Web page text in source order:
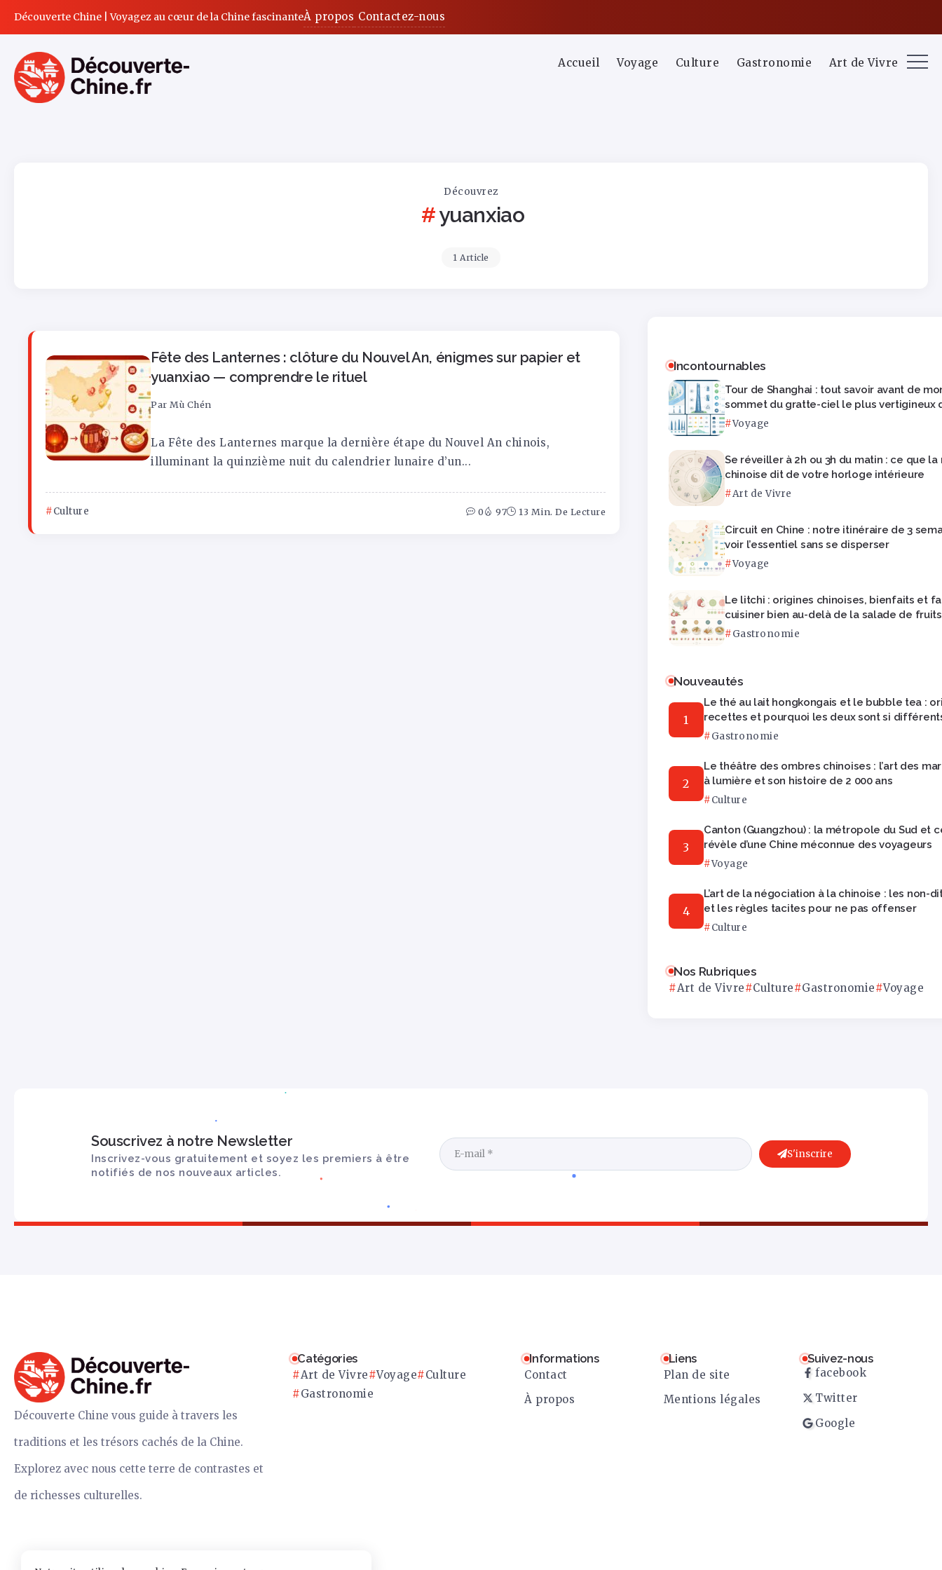
Découverte Chine | Voyagez au cœur de la Chine fascinanteÀ propos Contactez-nous
Accueil Voyage Culture Gastronomie Art de Vivre
Découvrez
yuanxiao
1 Article
Fête des Lanternes : clôture du Nouvel An, énigmes sur papier et
yuanxiao — comprendre le rituel
Par Mù Chén
La Fête des Lanternes marque la dernière étape du Nouvel An chinois,
illuminant la quinzième nuit du calendrier lunaire d’un...
Culture 0 97 13 Min. De Lecture
Incontournables
Tour de Shanghai : tout savoir avant de
sommet du gratte-ciel le plus vertigineux
Voyage
Se réveiller à 2h ou 3h du matin : ce que
chinoise dit de votre horloge intérieure
Art de Vivre
Circuit en Chine : notre itinéraire de 3
voir l’essentiel sans se disperser
Voyage
Le litchi : origines chinoises, bienfaits et
cuisiner bien au-delà de la salade de fruits
Gastronomie
Nouveautés
Le thé au lait hongkongais et le bubble tea :
recettes et pourquoi les deux sont si
Gastronomie
Le théâtre des ombres chinoises : l’art des
à lumière et son histoire de 2 000 ans
Culture
Canton (Guangzhou) : la métropole du Sud et
révèle d’une Chine méconnue des voyageurs
Voyage
L’art de la négociation à la chinoise : les non-
et les règles tacites pour ne pas offenser
Culture
Nos Rubriques
Art de Vivre Culture Gastronomie Voyage
Souscrivez à notre Newsletter
Inscrivez-vous gratuitement et soyez les premiers à être
notifiés de nos nouveaux articles.
S'inscrire
Découverte Chine vous guide à travers les
traditions et les trésors cachés de la Chine.
Explorez avec nous cette terre de contrastes et
de richesses culturelles.
Catégories
Art de Vivre Voyage
Culture
Gastronomie
Informations
Contact
À propos
Liens
Plan de site
Mentions légales
Suivez-nous
facebook
Twitter
Google